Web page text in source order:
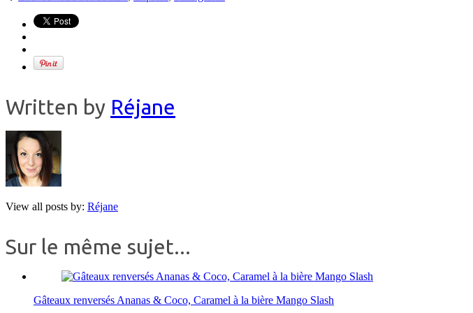
Written by Réjane
View all posts by: Réjane
Sur le même sujet...
Gâteaux renversés Ananas & Coco, Caramel à la bière Mango Slash